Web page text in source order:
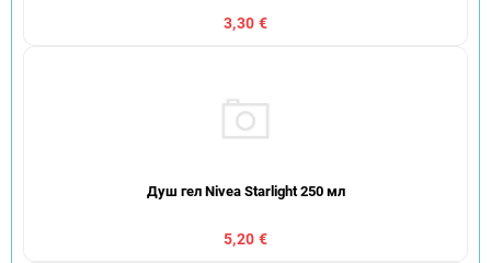
3,30 €
Душ гел Nivea Starlight 250 мл
5,20 €